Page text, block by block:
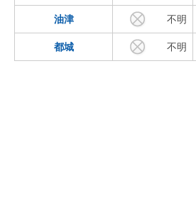
油津 不明
都城 不明